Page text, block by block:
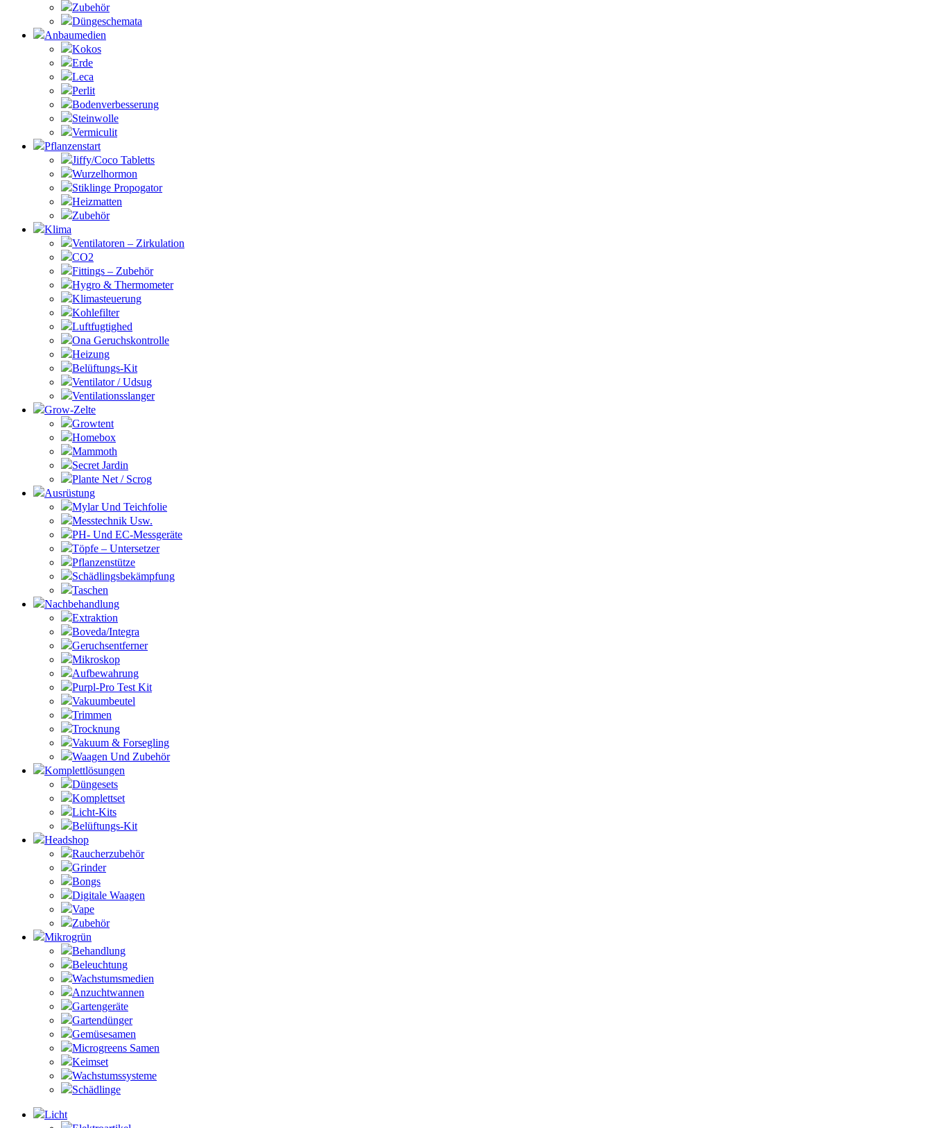
Zubehör
Düngeschemata
Anbaumedien
Kokos
Erde
Leca
Perlit
Bodenverbesserung
Steinwolle
Vermiculit
Pflanzenstart
Jiffy/Coco Tabletts
Wurzelhormon
Stiklinge Propogator
Heizmatten
Zubehör
Klima
Ventilatoren – Zirkulation
CO2
Fittings – Zubehör
Hygro & Thermometer
Klimasteuerung
Kohlefilter
Luftfugtighed
Ona Geruchskontrolle
Heizung
Belüftungs-Kit
Ventilator / Udsug
Ventilationsslanger
Grow-Zelte
Growtent
Homebox
Mammoth
Secret Jardin
Plante Net / Scrog
Ausrüstung
Mylar Und Teichfolie
Messtechnik Usw.
PH- Und EC-Messgeräte
Töpfe – Untersetzer
Pflanzenstütze
Schädlingsbekämpfung
Taschen
Nachbehandlung
Extraktion
Boveda/Integra
Geruchsentferner
Mikroskop
Aufbewahrung
Purpl-Pro Test Kit
Vakuumbeutel
Trimmen
Trocknung
Vakuum & Forsegling
Waagen Und Zubehör
Komplettlösungen
Düngesets
Komplettset
Licht-Kits
Belüftungs-Kit
Headshop
Raucherzubehör
Grinder
Bongs
Digitale Waagen
Vape
Zubehör
Mikrogrün
Behandlung
Beleuchtung
Wachstumsmedien
Anzuchtwannen
Gartengeräte
Gartendünger
Gemüsesamen
Microgreens Samen
Keimset
Wachstumssysteme
Schädlinge
Licht